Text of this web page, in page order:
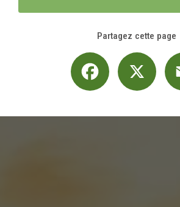
Partagez cette page
Facebook